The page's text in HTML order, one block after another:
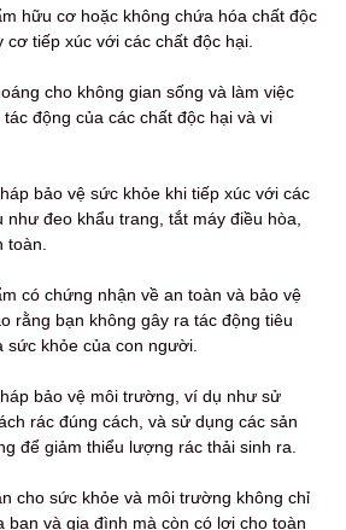
hữu cơ hoặc không chứa hóa chất độc
cơ tiếp xúc với các chất độc hại.
cho không gian sống và làm việc
động của các chất độc hại và vi
bảo vệ sức khỏe khi tiếp xúc với các
đeo khẩu trang, tắt máy điều hòa,
có chứng nhận về an toàn và bảo vệ
rằng bạn không gây ra tác động tiêu
khỏe của con người.
bảo vệ môi trường, ví dụ như sử
rác đúng cách, và sử dụng các sản
để giảm thiểu lượng rác thải sinh ra.
cho sức khỏe và môi trường không chỉ
bạn và gia đình mà còn có lợi cho toàn